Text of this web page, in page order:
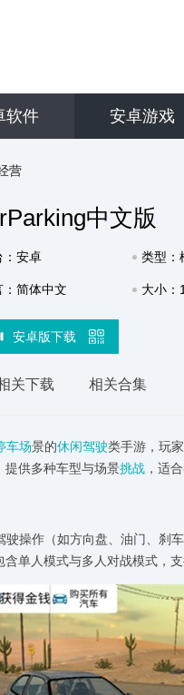
软件 安卓游戏
营
中文版
：安卓 类型：
：简体中文 大小：
安卓版下载
关下载 相关合集
车场景的休闲驾驶类手游，玩
提供多种车型与场景挑战 ，适
操作（如方向盘、油门、刹
单人模式与多人对战模式，